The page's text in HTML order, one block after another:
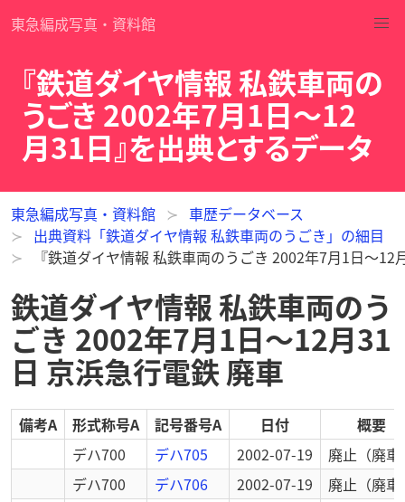
東急編成写真・資料館
『鉄道ダイヤ情報 私鉄車両の
うごき 2002年7月1日～12
月31日』を出典とするデータ
東急編成写真・資料館
車歴データベース
出典資料「鉄道ダイヤ情報 私鉄車両のうごき」の細目
『鉄道ダイヤ情報 私鉄車両のうごき 2002年7月1日～
鉄道ダイヤ情報 私鉄車両のう
ごき 2002年7月1日～12月31
日 京浜急行電鉄 廃車
備考A 形式称号A 記号番号A 日付
概要
デハ700
デハ705 2002-07-19 廃止 （廃
デハ700
デハ706 2002-07-19 廃止 （廃